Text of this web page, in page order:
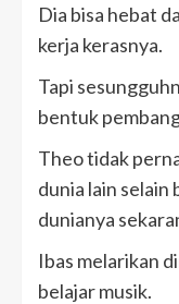
Dia bisa hebat
kerja kerasnya.
Tapi
bentuk
Theo tidak
dunia lain selain
dunianya
Ibas melarikan
belajar musik.